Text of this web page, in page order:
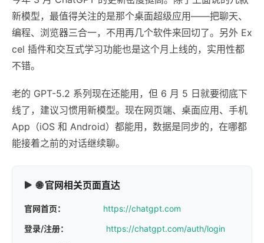
新模型，最值得关注的是那个桌面超级应用——把聊天、
编程、浏览器三合一，不用再几个软件来回切了。另外 Ex
cel 插件和交互式学习功能也是这个月上线的，实用性都
不错。
老的 GPT-5.2 系列现在还能用，但 6 月 5 日就要彻底下
线了，建议习惯用新模型。现在网页端、桌面应用、手机
App（iOS 和 Android）都能用，数据是同步的，在哪都
能接着之前的对话继续聊。
🌐 官网相关页面直达
官网首页：
https://chatgpt.com
登录/注册：
https://chatgpt.com/auth/login